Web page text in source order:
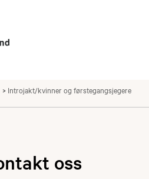
Introjakt/kvinner og førstegangsjegere
oss